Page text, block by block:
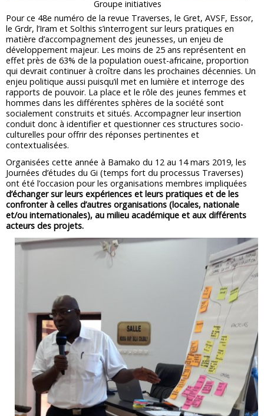
Groupe initiatives
Pour ce 48e numéro de la revue Traverses, le Gret, AVSF, Essor,
le Grdr, l’Iram et Solthis s’interrogent sur leurs pratiques en
matière d’accompagnement des jeunesses, un enjeu de
développement majeur. Les moins de 25 ans représentent en
effet près de 63% de la population ouest-africaine, proportion
qui devrait continuer à croître dans les prochaines décennies. Un
enjeu politique aussi puisqu’il met en lumière et interroge des
rapports de pouvoir. La place et le rôle des jeunes femmes et
hommes dans les différentes sphères de la société sont
socialement construits et situés. Accompagner leur insertion
conduit donc à identifier et questionner ces structures socio-
culturelles pour offrir des réponses pertinentes et
contextualisées.
Organisées cette année à Bamako du 12 au 14 mars 2019, les
Journées d’études du Gi (temps fort du processus Traverses)
ont été l’occasion pour les organisations membres impliquées
d’échanger sur leurs expériences et leurs pratiques et de les
confronter à celles d’autres organisations (locales, nationale
et/ou internationales), au milieu académique et aux différents
acteurs des projets.